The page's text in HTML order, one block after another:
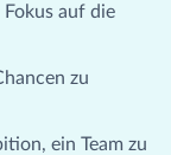
auf die
zu
ein Team zu